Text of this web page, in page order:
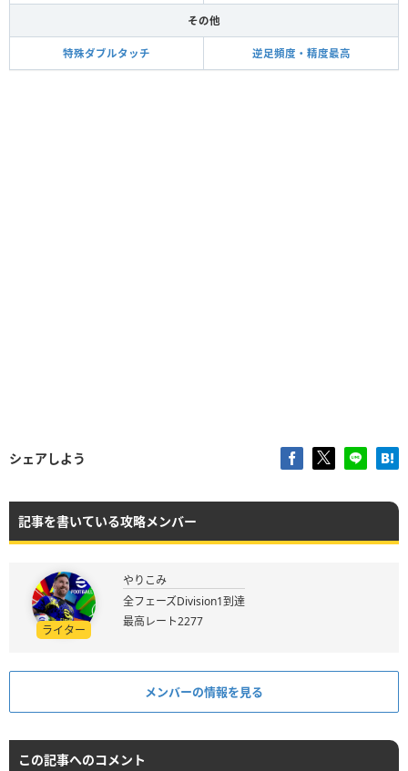
その他
特殊ダブルタッチ 逆足頻度・精度最高
シェアしよう
記事を書いている攻略メンバー
ライター
やりこみ
全フェーズDivision1到達
最高レート2277
メンバーの情報を見る
この記事へのコメント